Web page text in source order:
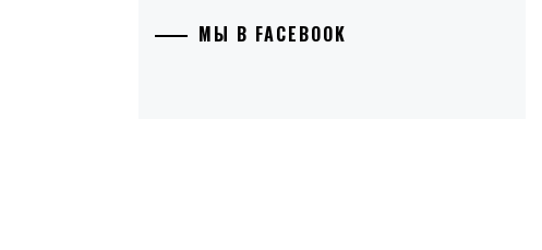
МЫ В FACEBOOK